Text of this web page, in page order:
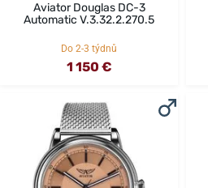
Aviator Douglas DC-3
Automatic V.3.32.2.270.5
Do 2-3 týdnů
1 150 €